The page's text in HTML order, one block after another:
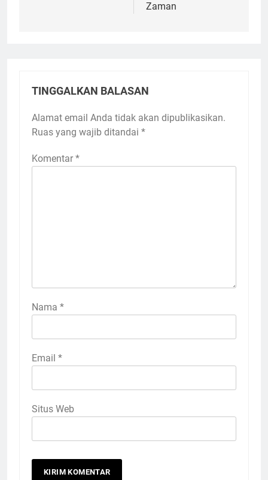
Zaman
TINGGALKAN BALASAN
Alamat email Anda tidak akan dipublikasikan.
Ruas yang wajib ditandai *
Komentar *
Nama *
Email *
Situs Web